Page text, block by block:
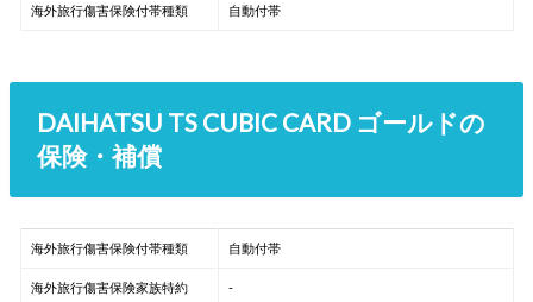
海外旅行傷害保険付帯種類 自動付帯
DAIHATSU TS CUBIC CARD ゴールドの
保険・補償
海外旅行傷害保険付帯種類 自動付帯
海外旅行傷害保険家族特約 -